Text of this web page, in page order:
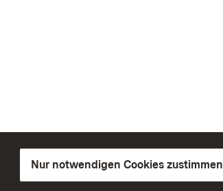
Nur notwendigen Cookies zustimmen